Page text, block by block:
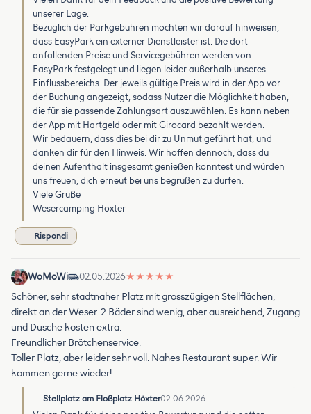
unserer Lage.
Bezüglich der Parkgebühren möchten wir darauf hinweisen,
dass EasyPark ein externer Dienstleister ist. Die dort
anfallenden Preise und Servicegebühren werden von
EasyPark festgelegt und liegen leider außerhalb unseres
Einflussbereichs. Der jeweils gültige Preis wird in der App vor
der Buchung angezeigt, sodass Nutzer die Möglichkeit haben,
die für sie passende Zahlungsart auszuwählen. Es kann neben
der App mit Hartgeld oder mit Girocard bezahlt werden.
Wir bedauern, dass dies bei dir zu Unmut geführt hat, und
danken dir für den Hinweis. Wir hoffen dennoch, dass du
deinen Aufenthalt insgesamt genießen konntest und würden
uns freuen, dich erneut bei uns begrüßen zu dürfen.
Viele Grüße
Wesercamping Höxter
Rispondi
WoMoWi 02.05.2026★ ★ ★ ★ ★
Schöner, sehr stadtnaher Platz mit grosszügigen Stellflächen,
direkt an der Weser. 2 Bäder sind wenig, aber ausreichend, Zugang
und Dusche kosten extra.
Freundlicher Brötchenservice.
Toller Platz, aber leider sehr voll. Nahes Restaurant super. Wir
kommen gerne wieder!
Stellplatz am Floßplatz Höxter02.06.2026